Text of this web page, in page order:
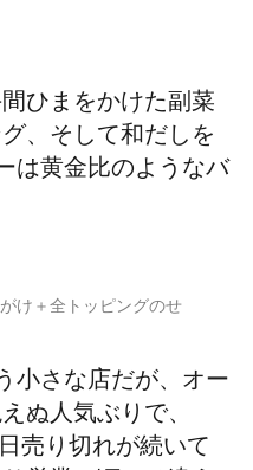
ひまをかけた副菜
、そして和だしを
は黄金比のようなバ
け＋全トッピングのせ
小さな店だが、オー
ぬ人気ぶりで、
売り切れが続いて